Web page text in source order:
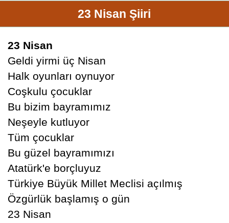
23 Nisan Şiiri
23 Nisan
Geldi yirmi üç Nisan
Halk oyunları oynuyor
Coşkulu çocuklar
Bu bizim bayramımız
Neşeyle kutluyor
Tüm çocuklar
Bu güzel bayramımızı
Atatürk'e borçluyuz
Türkiye Büyük Millet Meclisi açılmış
Özgürlük başlamış o gün
23 Nisan